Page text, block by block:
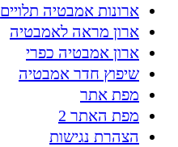
ארונות אמבטיה תלויים
ארון מראה לאמבטיה
ארון אמבטיה כפרי
שיפוץ חדר אמבטיה
מפת אתר
מפת האתר 2
הצהרת נגישות